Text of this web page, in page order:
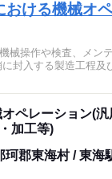
おける機械オ
械操作や検査、メン
封入する製造工程及
ペレーション(
加工等)
珂郡東海村 / 東海